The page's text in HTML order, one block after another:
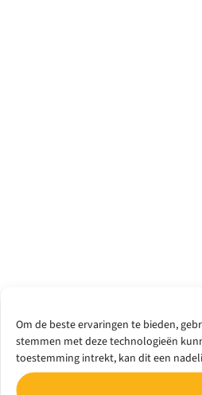
Om de beste ervaringen te bieden,
stemmen met deze technologieën
toestemming intrekt, kan dit een